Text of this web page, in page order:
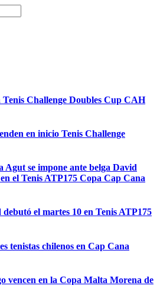
Tenis Challenge Doubles Cup CAH
en inicio Tenis Challenge
Agut se impone ante belga David
el Tenis ATP175 Copa Cap Cana
el martes 10 en Tenis ATP175
tenistas chilenos en Cap Cana
vencen en la Copa Malta Morena de